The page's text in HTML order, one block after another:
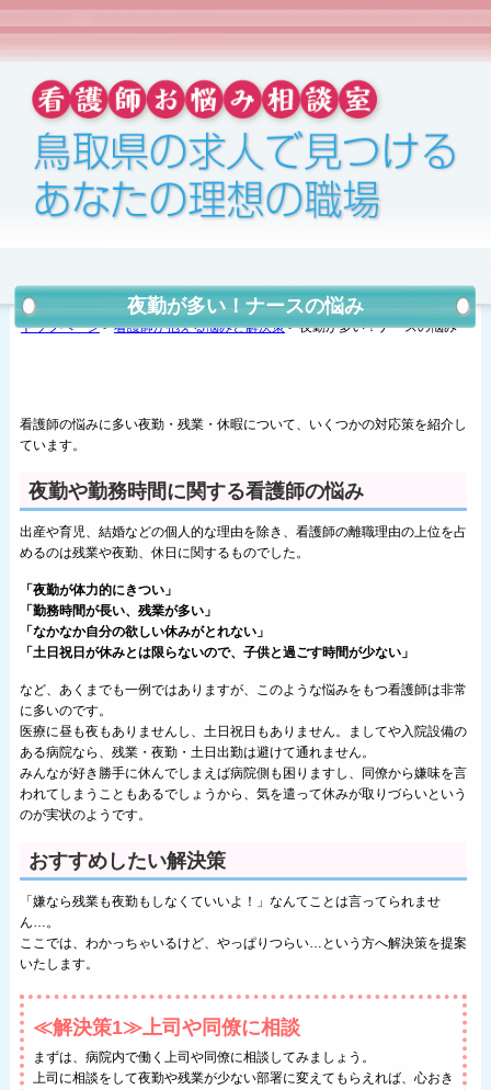
夜勤が多い！ナースの悩み
トップページ>看護師が抱える悩みと解決策>夜勤が多い！ナースの悩み
看護師の悩みに多い夜勤・残業・休暇について、いくつかの対応策を紹介し
ています。
夜勤や勤務時間に関する看護師の悩み
出産や育児、結婚などの個人的な理由を除き、看護師の離職理由の上位を占
めるのは残業や夜勤、休日に関するものでした。
「夜勤が体力的にきつい」
「勤務時間が長い、残業が多い」
「なかなか自分の欲しい休みがとれない」
「土日祝日が休みとは限らないので、子供と過ごす時間が少ない」
など、あくまでも一例ではありますが、このような悩みをもつ看護師は非常
に多いのです。
医療に昼も夜もありませんし、土日祝日もありません。ましてや入院設備の
ある病院なら、残業・夜勤・土日出勤は避けて通れません。
みんなが好き勝手に休んでしまえば病院側も困りますし、同僚から嫌味を言
われてしまうこともあるでしょうから、気を遣って休みが取りづらいという
のが実状のようです。
おすすめしたい解決策
「嫌なら残業も夜勤もしなくていいよ！」なんてことは言ってられませ
ん…。
ここでは、わかっちゃいるけど、やっぱりつらい…という方へ解決策を提案
いたします。
≪解決策1≫上司や同僚に相談
まずは、病院内で働く上司や同僚に相談してみましょう。
上司に相談をして夜勤や残業が少ない部署に変えてもらえれば、心おき